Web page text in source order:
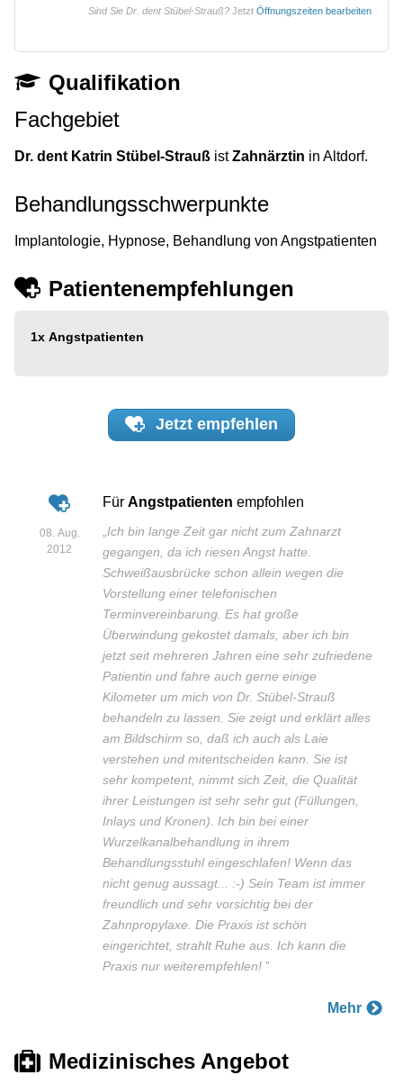
Sind Sie Dr. dent Stübel-Strauß? Jetzt Öffnungszeiten bearbeiten
Qualifikation
Fachgebiet
Dr. dent Katrin Stübel-Strauß istZahnärztin in Altdorf.
Behandlungsschwerpunkte
Implantologie, Hypnose, Behandlung von Angstpatienten
Patientenempfehlungen
1x Angstpatienten
Jetzt empfehlen
08. Aug.
2012
Für Angstpatienten empfohlen
„Ich bin lange Zeit gar nicht zum Zahnarzt
gegangen, da ich riesen Angst hatte.
Schweißausbrücke schon allein wegen die
Vorstellung einer telefonischen
Terminvereinbarung. Es hat große
Überwindung gekostet damals, aber ich bin
jetzt seit mehreren Jahren eine sehr zufriedene
Patientin und fahre auch gerne einige
Kilometer um mich von Dr. Stübel-Strauß
behandeln zu lassen. Sie zeigt und erklärt alles
am Bildschirm so, daß ich auch als Laie
verstehen und mitentscheiden kann. Sie ist
sehr kompetent, nimmt sich Zeit, die Qualität
ihrer Leistungen ist sehr sehr gut (Füllungen,
Inlays und Kronen). Ich bin bei einer
Wurzelkanalbehandlung in ihrem
Behandlungsstuhl eingeschlafen! Wenn das
nicht genug aussagt... :-) Sein Team ist immer
freundlich und sehr vorsichtig bei der
Zahnpropylaxe. Die Praxis ist schön
eingerichtet, strahlt Ruhe aus. Ich kann die
Praxis nur weiterempfehlen! ”
Mehr
Medizinisches Angebot